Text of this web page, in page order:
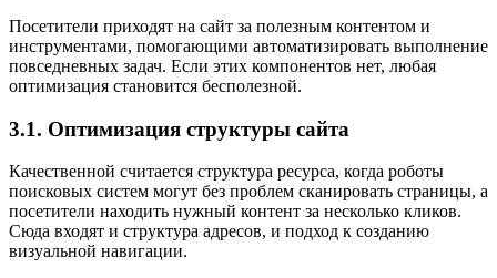
Посетители приходят на сайт за полезным контентом и
инструментами, помогающими автоматизировать выполнение
повседневных задач. Если этих компонентов нет, любая
оптимизация становится бесполезной.
3.1. Оптимизация структуры сайта
Качественной считается структура ресурса, когда роботы
поисковых систем могут без проблем сканировать страницы, а
посетители находить нужный контент за несколько кликов.
Сюда входят и структура адресов, и подход к созданию
визуальной навигации.